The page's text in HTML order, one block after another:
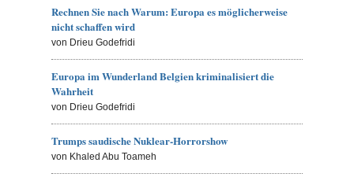
Rechnen Sie nach Warum: Europa es möglicherweise
nicht schaffen wird
von Drieu Godefridi
Europa im Wunderland Belgien kriminalisiert die
Wahrheit
von Drieu Godefridi
Trumps saudische Nuklear-Horrorshow
von Khaled Abu Toameh